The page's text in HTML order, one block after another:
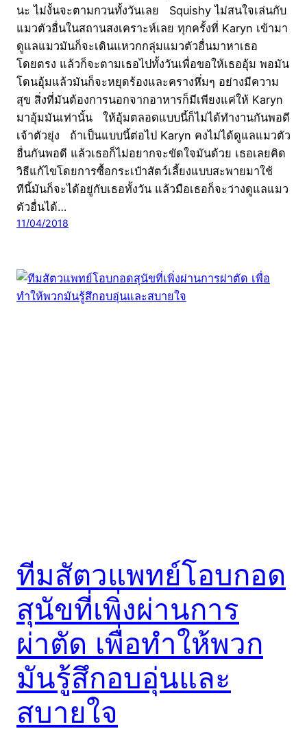
นะ ไม่งั้นจะตามกวนทั้งวันเลย Squishy ไม่สนใจเล่นกับ
แมวตัวอื่นในสถานสงเคราะห์เลย ทุกครั้งที่ Karyn เข้ามา
ดูแลแมวมันก็จะเดินแหวกกลุ่มแมวตัวอื่นมาหาเธอ
โดยตรง แล้วก็จะตามเธอไปทั้งวันเพื่อขอให้เธออุ้ม พอมัน
โดนอุ้มแล้วมันก็จะหยุดร้องและครางหึ่มๆ อย่างมีความ
สุข สิ่งที่มันต้องการนอกจากอาหารก็มีเพียงแค่ให้ Karyn
มาอุ้มมันเท่านั้น ให้อุ้มตลอดแบบนี้ก็ไม่ได้ทำงานกันพอดี
เจ้าตัวยุ่ง ถ้าเป็นแบบนี้ต่อไป Karyn คงไม่ได้ดูแลแมวตัว
อื่นกันพอดี แล้วเธอก็ไม่อยากจะขัดใจมันด้วย เธอเลยคิด
วิธีแก้ไขโดยการซื้อกระเป๋าสัตว์เลี้ยงแบบสะพายมาใช้
ทีนี้มันก็จะได้อยู่กับเธอทั้งวัน แล้วมือเธอก็จะว่างดูแลแมว
ตัวอื่นได้…
11/04/2018
ทีมสัตวแพทย์โอบกอด
สุนัขที่เพิ่งผ่านการ
ผ่าตัด เพื่อทำให้พวก
มันรู้สึกอบอุ่นและ
สบายใจ